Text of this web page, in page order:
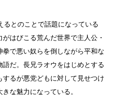
るとのことで話題になっている
がはびこる荒んだ世界で主人公・
で悪い奴らを倒しながら平和な
だ。長兄ラオウをはじめとする
るが悪党どもに対して見せつけ
な魅力になっている。